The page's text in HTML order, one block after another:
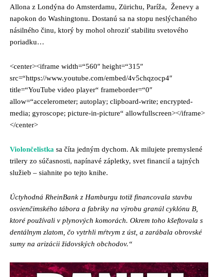
Allona z Londýna do Amsterdamu, Zürichu, Paríža, Ženevy a
napokon do Washingtonu. Dostanú sa na stopu neslýchaného
násilného činu, ktorý by mohol ohroziť stabilitu svetového
poriadku…
<center><iframe width=“560″ height=“315″
src=“https://www.youtube.com/embed/4v5chqzocp4″
title=“YouTube video player“ frameborder=“0″
allow=“accelerometer; autoplay; clipboard-write; encrypted-
media; gyroscope; picture-in-picture“ allowfullscreen></iframe>
</center>
Violončelistka sa číta jedným dychom. Ak milujete premyslené
trilery zo súčasnosti, napínavé zápletky, svet financií a tajných
služieb – siahnite po tejto knihe.
Úctyhodná RheinBank z Hamburgu totiž financovala stavbu
osvienčimského tábora a fabriky na výrobu granúl cyklónu B,
ktoré používali v plynových komorách. Okrem toho kšeftovala s
dentálnym zlatom, čo vytrhli mŕtvym z úst, a zarábala obrovské
sumy na arizácii židovských obchodov.“